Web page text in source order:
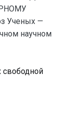
Ученых —
научном
свободной